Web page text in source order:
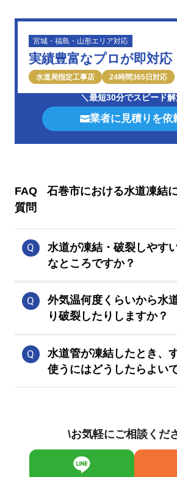
宮城・福島・山形エリア対応
実績豊富なプロが即対応
水道局指定工事店 24時間365日対応
＼最短30分でスピード
業者に見積りを依
FAQ
石巻市における水道凍結
質問
水道が凍結・破裂しやす
なところですか？
冷気が侵入しやすい北側
レ、屋外の散水栓、湯沸
外気温何度くらいから水
り破裂したりしますか？
最低気温がマイナス4度を
日に、水道が凍ったり破
水道管が凍結したとき、
使うにはどうしたらよい
氷し、復旧が早まります
くにコンセントがあれば
温めるのも有効です。
\お気軽にご相談くだ